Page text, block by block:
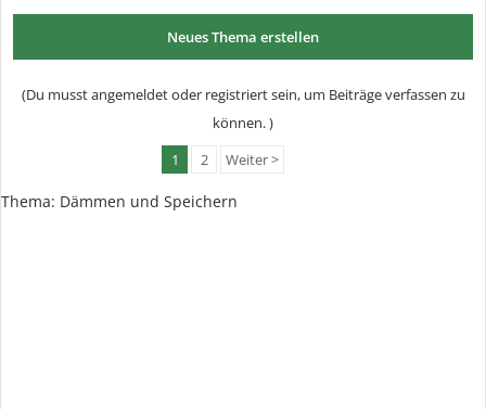
Neues Thema erstellen
(Du musst angemeldet oder registriert sein, um Beiträge verfassen zu
können. )
1
2 Weiter >
Thema: Dämmen und Speichern